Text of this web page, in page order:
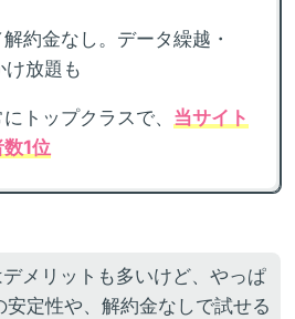
約金なし。データ繰越・
け放題も
トップクラスで、 当サイト
1位
メリットも多いけど、やっぱ
安定性や、解約金なしで試せる